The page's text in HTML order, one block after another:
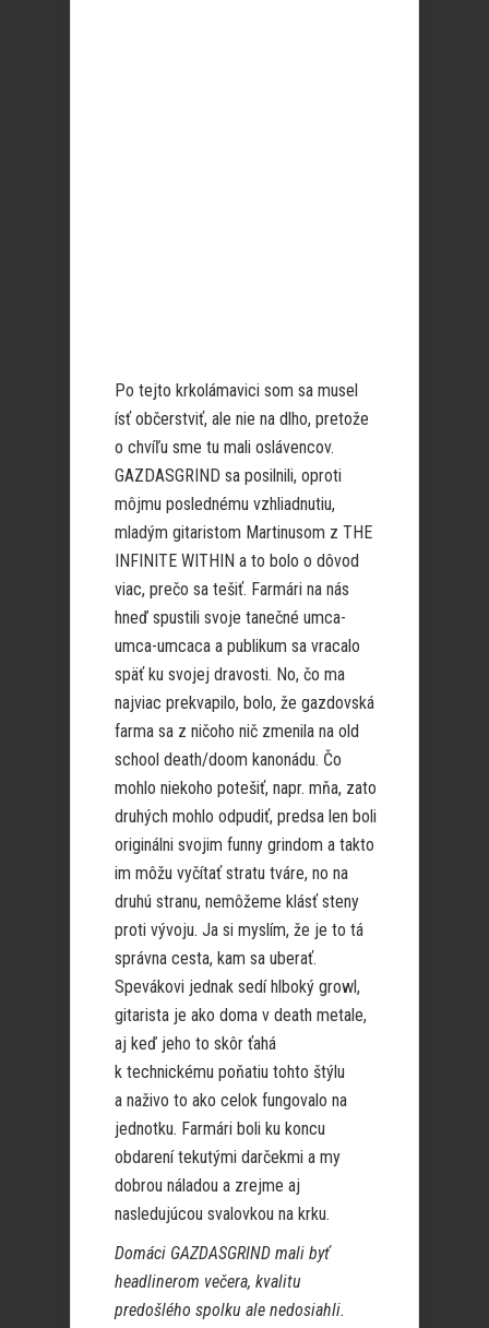
Po tejto krkolámavici som sa musel
ísť občerstviť, ale nie na dlho, pretože
o chvíľu sme tu mali oslávencov.
GAZDASGRIND sa posilnili, oproti
môjmu poslednému vzhliadnutiu,
mladým gitaristom Martinusom z THE
INFINITE WITHIN a to bolo o dôvod
viac, prečo sa tešiť. Farmári na nás
hneď spustili svoje tanečné umca-
umca-umcaca a publikum sa vracalo
späť ku svojej dravosti. No, čo ma
najviac prekvapilo, bolo, že gazdovská
farma sa z ničoho nič zmenila na old
school death/doom kanonádu. Čo
mohlo niekoho potešiť, napr. mňa, zato
druhých mohlo odpudiť, predsa len boli
originálni svojim funny grindom a takto
im môžu vyčítať stratu tváre, no na
druhú stranu, nemôžeme klásť steny
proti vývoju. Ja si myslím, že je to tá
správna cesta, kam sa uberať.
Spevákovi jednak sedí hlboký growl,
gitarista je ako doma v death metale,
aj keď jeho to skôr ťahá
k technickému poňatiu tohto štýlu
a naživo to ako celok fungovalo na
jednotku. Farmári boli ku koncu
obdarení tekutými darčekmi a my
dobrou náladou a zrejme aj
nasledujúcou svalovkou na krku.
Domáci GAZDASGRIND mali byť
headlinerom večera, kvalitu
predošlého spolku ale nedosiahli.